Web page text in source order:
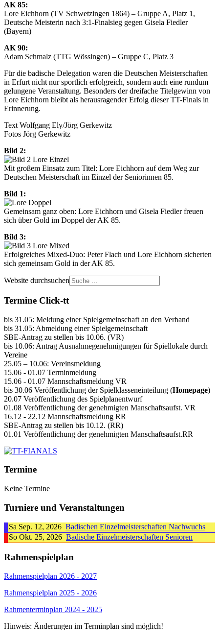
AK 85:
Lore Eichhorn (TV Schwetzingen 1864) – Gruppe A, Platz 1,
Deutsche Meisterin nach 3:1-Finalsieg gegen Gisela Fiedler
(Bayern)
AK 90:
Adam Schmalz (TTG Wössingen) – Gruppe C, Platz 3
Für die badische Delegation waren die Deutschen Meisterschaften
in Erfurt nicht nur sportlich erfolgreich, sondern auch eine rundum
gelungene Veranstaltung. Besonders der dreifache Titelgewinn von
Lore Eichhorn bleibt als herausragender Erfolg dieser TT-Finals in
Erinnerung.
Text Wolfgang Ely/Jörg Gerkewitz
Fotos Jörg Gerkewitz
Bild 2:
Mit großem Einsatz zum Titel: Lore Eichhorn auf dem Weg zur
Deutschen Meisterschaft im Einzel der Seniorinnen 85.
Bild 1:
Gemeinsam ganz oben: Lore Eichhorn und Gisela Fiedler freuen
sich über Gold im Doppel der AK 85.
Bild 3:
Erfolgreiches Mixed-Duo: Peter Flach und Lore Eichhorn sicherten
sich gemeinsam Gold in der AK 85.
Website durchsuchen
Termine Click-tt
bis 31.05: Meldung einer Spielgemeinschaft an den Verband
bis 31.05: Abmeldung einer Spielgemeinschaft
SBE-Antrag zu stellen bis 10.06. (VR)
bis 10.06: Antrag Ausnahmegenehmigungen für Spiellokale durch
Vereine
25.05 – 10.06: Vereinsmeldung
15.06 - 01.07 Terminmeldung
15.06 - 01.07 Mannschaftsmeldung VR
bis 30.06 Veröffentlichung der Spielklasseneinteilung (Homepage)
20.07 Veröffentlichung des Spielplanentwurf
01.08 Veröffentlichung der genehmigten Manschaftsaufst. VR
16.12 - 22.12 Mannschaftsmeldung RR
SBE-Antrag zu stellen bis 10.12. (RR)
01.01 Veröffentlichung der genehmigten Manschaftsaufst.RR
Termine
Keine Termine
Turniere und Veranstaltungen
Sa Sep. 12, 2026 Badischen Einzelmeisterschaften Nachwuchs
So Okt. 25, 2026 Badische Einzelmeisterschaften Senioren
Rahmenspielplan
Rahmenspielplan 2026 - 2027
Rahmenspielplan 2025 - 2026
Rahmenterminplan 2024 - 2025
Hinweis: Änderungen im Terminplan sind möglich!